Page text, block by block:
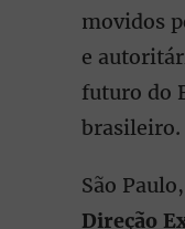
movidos
e
futuro do
brasileiro.
São
Direção